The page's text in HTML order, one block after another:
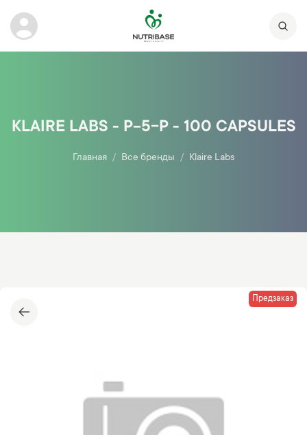
KLAIRE LABS - P-5-P - 100 CAPSULES
Главная Все бренды Klaire Labs
Предзаказ